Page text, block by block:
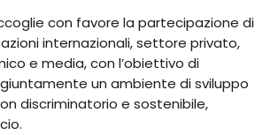
con favore la partecipazione di
internazionali, settore privato,
e media, con l’obiettivo di
un ambiente di sviluppo
discriminatorio e sostenibile,